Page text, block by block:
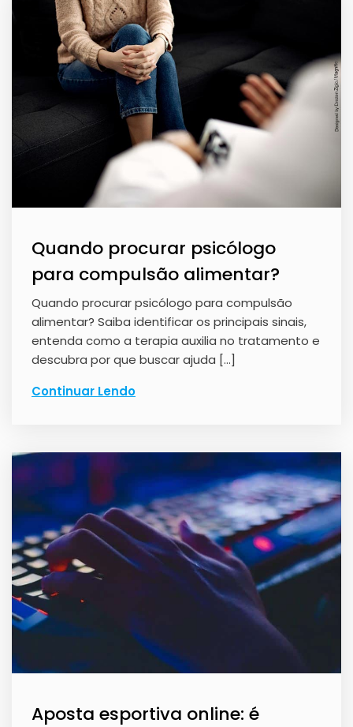
Quando procurar psicólogo
para compulsão alimentar?
Quando procurar psicólogo para compulsão
alimentar? Saiba identificar os principais sinais,
entenda como a terapia auxilia no tratamento e
descubra por que buscar ajuda […]
Continuar Lendo
Aposta esportiva online: é